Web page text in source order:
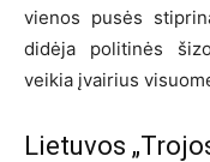
vienos pusės
didėja politinės
veikia įvairius
Lietuvos